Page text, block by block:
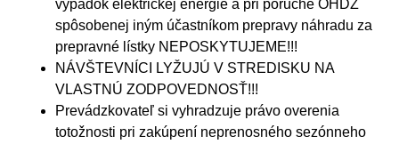
výpadok elektrickej energie a pri poruche OHDZ
spôsobenej iným účastníkom prepravy náhradu za
prepravné lístky NEPOSKYTUJEME!!!
NÁVŠTEVNÍCI LYŽUJÚ V STREDISKU NA
VLASTNÚ ZODPOVEDNOSŤ!!!
Prevádzkovateľ si vyhradzuje právo overenia
totožnosti pri zakúpení neprenosného sezónneho